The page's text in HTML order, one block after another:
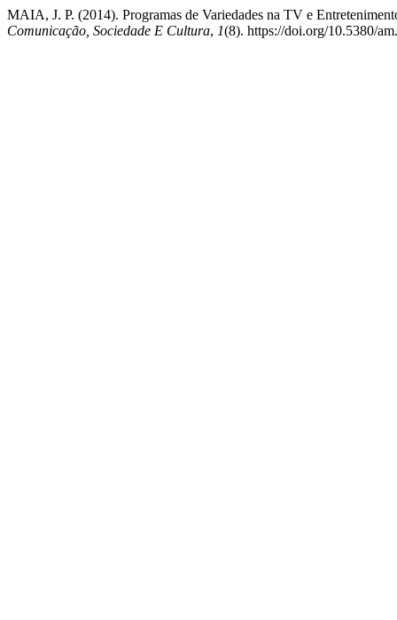
MAIA, J. P. (2014). Programas de Variedades na TV e
Comunicação, Sociedade E Cultura, 1(8). https://doi.org/10.5380/